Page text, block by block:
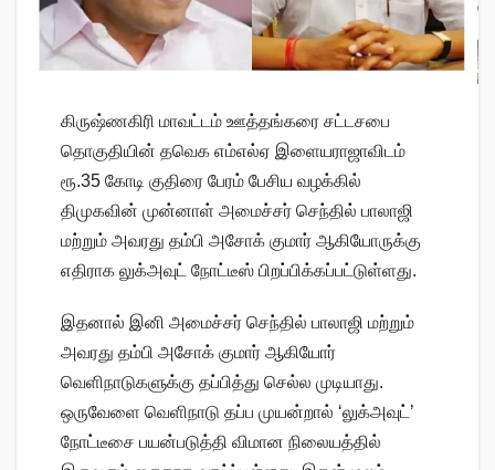
கிருஷ்ணகிரி மாவட்டம் ஊத்தங்கரை சட்டசபை
தொகுதியின் தவெக எம்எல்ஏ இளையராஜாவிடம்
ரூ.35 கோடி குதிரை பேரம் பேசிய வழக்கில்
திமுகவின் முன்னாள் அமைச்சர் செந்தில் பாலாஜி
மற்றும் அவரது தம்பி அசோக் குமார் ஆகியோருக்கு
எதிராக லுக்அவுட் நோட்டீஸ் பிறப்பிக்கப்பட்டுள்ளது.
இதனால் இனி அமைச்சர் செந்தில் பாலாஜி மற்றும்
அவரது தம்பி அசோக் குமார் ஆகியோர்
வெளிநாடுகளுக்கு தப்பித்து செல்ல முடியாது.
ஒருவேளை வெளிநாடு தப்ப முயன்றால் ‘லுக்அவுட்’
நோட்டீசை பயன்படுத்தி விமான நிலையத்தில்